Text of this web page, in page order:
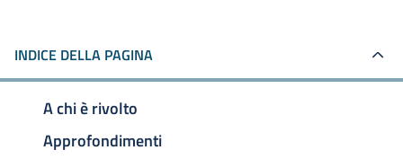
INDICE DELLA PAGINA
A chi è rivolto
Approfondimenti